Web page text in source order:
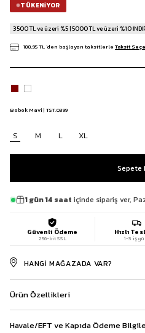
TÜKENIYOR
3500 TL ve üzeri %5 | 5000 TL ve üzeri %10
188,95 TL`den başlayan taksitlerle Taksit
Bebek Mavi | TST.0399
S M L XL
1 gün 14 saat içinde sipariş ver,
Güvenli Ödeme
256-bit SSL
Hızlı
1-3 iş
HANGI MAĞAZADA VAR?
Ürün Özellikleri
Havale/EFT ve Kapıda Ödeme